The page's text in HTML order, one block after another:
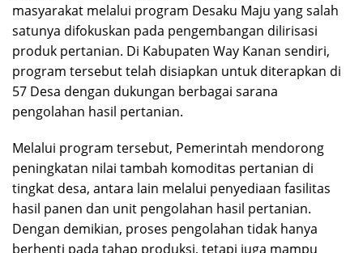
masyarakat melalui program Desaku Maju yang salah
satunya difokuskan pada pengembangan dilirisasi
produk pertanian. Di Kabupaten Way Kanan sendiri,
program tersebut telah disiapkan untuk diterapkan di
57 Desa dengan dukungan berbagai sarana
pengolahan hasil pertanian.
Melalui program tersebut, Pemerintah mendorong
peningkatan nilai tambah komoditas pertanian di
tingkat desa, antara lain melalui penyediaan fasilitas
hasil panen dan unit pengolahan hasil pertanian.
Dengan demikian, proses pengolahan tidak hanya
berhenti pada tahap produksi, tetapi juga mampu